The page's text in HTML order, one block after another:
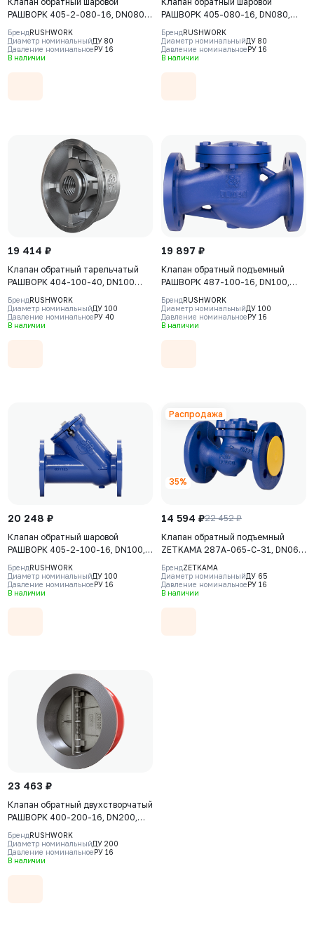
РАШВОРК 405-2-080-16, DN080,
PN16, корпус - GJS-500-7
(GGG50), шар – угл.сталь,
покрытие шара - NBR, Ф/Ф
БрендRUSHWORK
Диаметр номинальныйДУ 80
Давление номинальноеРУ 16
В наличии
РАШВОРК 405-080-16, DN080,
PN16, корпус - GJS-400-15
(GGG40), шар - алюминий,
покрытие шара - NBR, Ф/Ф
БрендRUSHWORK
Диаметр номинальныйДУ 80
Давление номинальноеРУ 16
В наличии
19 414 ₽
Клапан обратный тарельчатый
РАШВОРК 404-100-40, DN100
PN40, корпус - CF8M, диск -
CF8M, уплотнение - CF8M, М/Ф
БрендRUSHWORK
Диаметр номинальныйДУ 100
Давление номинальноеРУ 40
В наличии
19 897 ₽
Клапан обратный подъемный
РАШВОРК 487-100-16, DN100,
PN16, корпус - GJL-250 (GG25),
диск - угл. сталь AISI420, седло -
угл. сталь AISI420, Ф/Ф
БрендRUSHWORK
Диаметр номинальныйДУ 100
Давление номинальноеРУ 16
В наличии
20 248 ₽
Клапан обратный шаровой
РАШВОРК 405-2-100-16, DN100,
PN16, корпус - GJS-500-7
(GGG50), шар – угл.сталь,
покрытие шара - NBR, Ф/Ф
БрендRUSHWORK
Диаметр номинальныйДУ 100
Давление номинальноеРУ 16
В наличии
Распродажа
14 594 ₽22 452 ₽
35%
Клапан обратный подъемный
ZETKAMA 287A-065-C-31, DN065,
PN16, корпус - чугун GJL-250
(GG25), Ф/Ф
БрендZETKAMA
Диаметр номинальныйДУ 65
Давление номинальноеРУ 16
В наличии
23 463 ₽
Клапан обратный двухстворчатый
РАШВОРК 400-200-16, DN200,
PN16, корпус - GJL-250 (GG25),
пластины - AISI316 (CF8M),
уплотнение - EPDM, М/Ф
БрендRUSHWORK
Диаметр номинальныйДУ 200
Давление номинальноеРУ 16
В наличии